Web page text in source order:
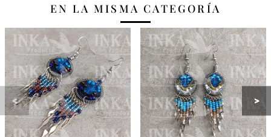
EN LA MISMA CATEGORÍA